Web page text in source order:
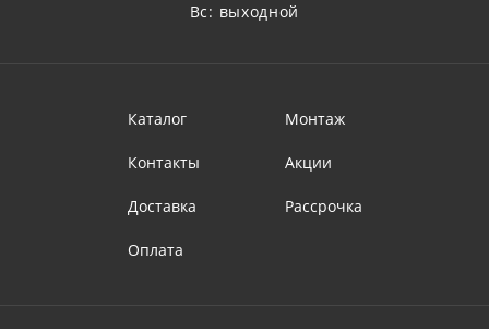
Вс: выходной
Каталог
Контакты
Доставка
Оплата
Монтаж
Акции
Рассрочка